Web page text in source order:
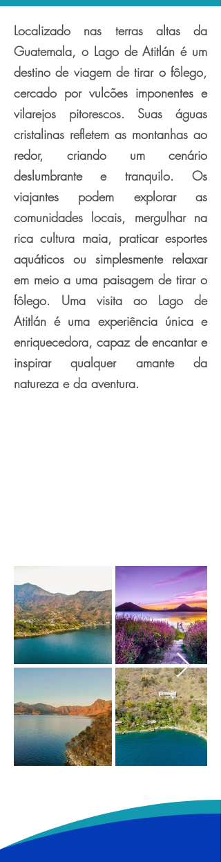
Localizado nas terras altas da
Guatemala, o Lago de Atitlán é um
destino de viagem de tirar o fôlego,
cercado por vulcões imponentes e
vilarejos pitorescos. Suas águas
cristalinas refletem as montanhas ao
redor, criando um cenário
deslumbrante e tranquilo. Os
viajantes podem explorar as
comunidades locais, mergulhar na
rica cultura maia, praticar esportes
aquáticos ou simplesmente relaxar
em meio a uma paisagem de tirar o
fôlego. Uma visita ao Lago de
Atitlán é uma experiência única e
enriquecedora, capaz de encantar e
inspirar qualquer amante da
natureza e da aventura.